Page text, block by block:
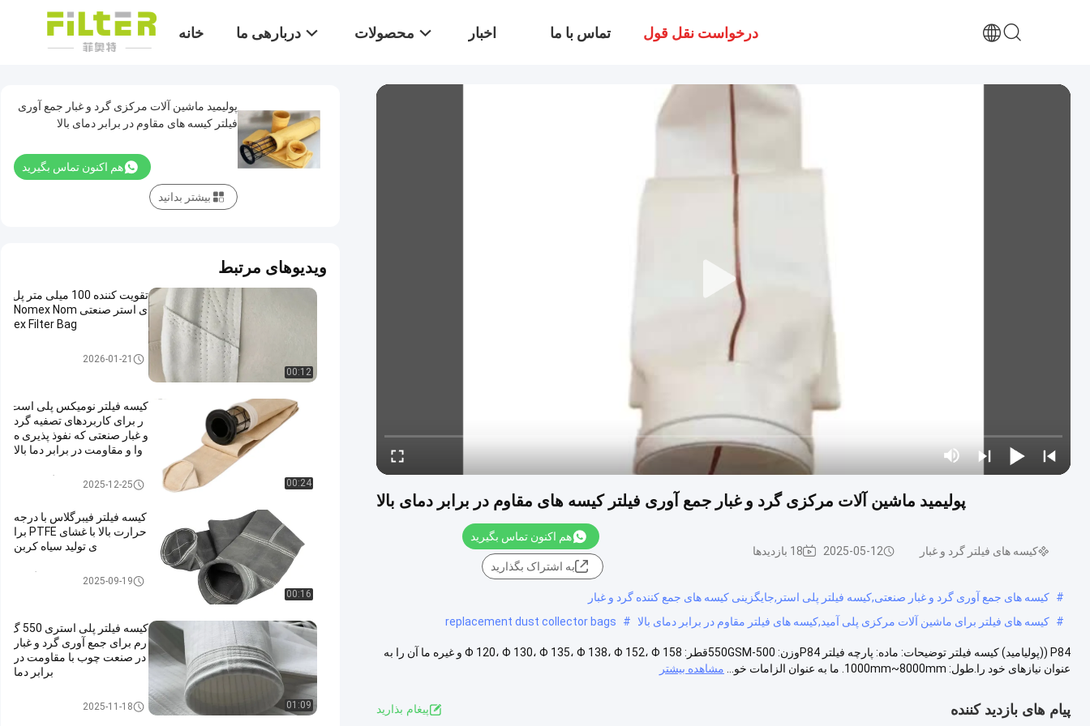
خانه دربارهی ما محصولات اخبار تماس با ما درخواست نقل قول
پولیمید ماشین آلات مرکزی گرد و غبار جمع آوری فیلتر کیسه های مقاوم در برابر دمای بالا
کیسه های فیلتر گرد و غبار 2025-05-12 18 بازدیدها
هم اکنون تماس بگیرید
به اشتراک بگذارید
# کیسه های جمع آوری گرد و غبار صنعتی,کیسه فیلتر پلی استر,جایگزینی کیسه های جمع کننده گرد و غبار
# کیسه های فیلتر برای ماشین آلات مرکزی پلی آمید,کیسه های فیلتر مقاوم در برابر دمای بالا #
replacement dust collector bags
P84 ((پولیامید) کیسه فیلتر توضیحات: ماده: پارچه فیلتر P84وزن: 500-550GSMقطر: Φ 120، Φ 130، Φ 135، Φ 138، Φ 152، Φ 158 و غیره ما آن را به
عنوان نیازهای خود را.طول: 1000mm~8000mm. ما به عنوان الزامات خو...
مشاهده بیشتر
پیام های بازدید کننده پيغام بذاريد
پولیمید ماشین آلات مرکزی گرد و غبار جمع آوری
فیلتر کیسه های مقاوم در برابر دمای بالا
هم اکنون تماس بگیرید
بیشتر بدانید
ویدیوهای مرتبط
00:12
تقویت کننده 100 میلی متر پل
ی استر صنعتی Nomex Nom
ex Filter Bag
کیسه های فیلتر با دمای بالا
2026-01-21
00:24
کیسه فیلتر نومیکس پلی است
ر برای کاربردهای تصفیه گرد
و غبار صنعتی که نفوذ پذیری ه
وا و مقاومت در برابر دما بالا
کیسه های فیلتر گرد و غبار
2025-12-25
00:16
کیسه فیلتر فیبرگلاس با درجه
حرارت بالا با غشای PTFE برا
ی تولید سیاه کربن
کیسه فیلتر فایبرگلاس2025-09-19
01:09
کیسه فیلتر پلی استری 550 گ
رم برای جمع آوری گرد و غبار
در صنعت چوب با مقاومت در
برابر دما
کیسه فیلتر پلی استر2025-11-18